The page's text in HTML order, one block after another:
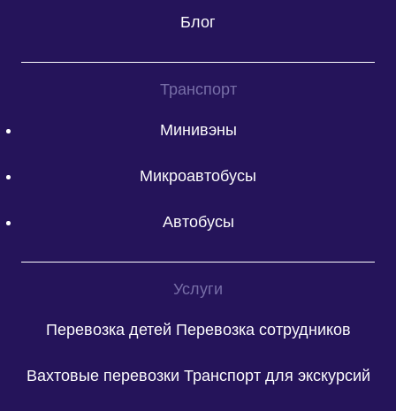
Блог
Транспорт
Минивэны
Микроавтобусы
Автобусы
Услуги
Перевозка детей Перевозка сотрудников
Вахтовые перевозки Транспорт для экскурсий